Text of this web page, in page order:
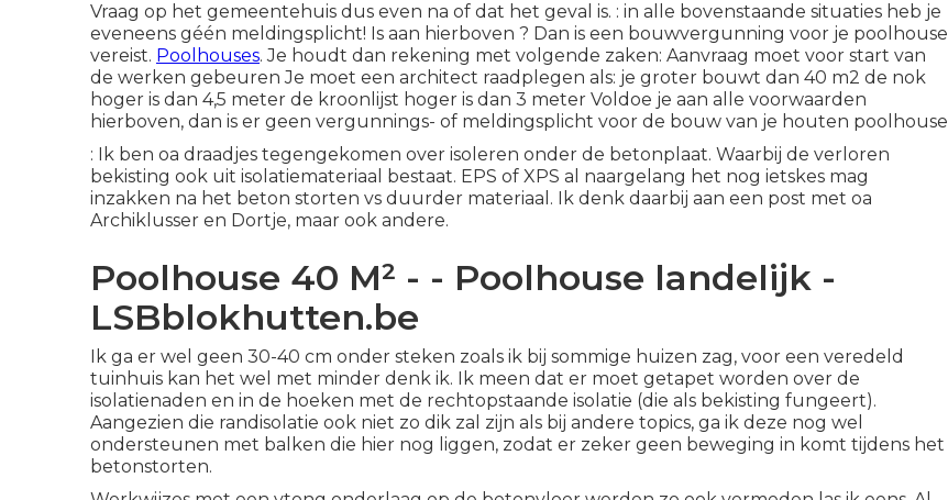
Vraag op het gemeentehuis dus even na of dat het geval is. : in alle bovenstaande situaties heb je
eveneens géén meldingsplicht! Is aan hierboven ? Dan is een bouwvergunning voor je poolhouse
vereist. Poolhouses. Je houdt dan rekening met volgende zaken: Aanvraag moet voor start van
de werken gebeuren Je moet een architect raadplegen als: je groter bouwt dan 40 m2 de nok
hoger is dan 4,5 meter de kroonlijst hoger is dan 3 meter Voldoe je aan alle voorwaarden
hierboven, dan is er geen vergunnings- of meldingsplicht voor de bouw van je houten poolhouse
: Ik ben oa draadjes tegengekomen over isoleren onder de betonplaat. Waarbij de verloren
bekisting ook uit isolatiemateriaal bestaat. EPS of XPS al naargelang het nog ietskes mag
inzakken na het beton storten vs duurder materiaal. Ik denk daarbij aan een post met oa
Archiklusser en Dortje, maar ook andere.
Poolhouse 40 M² - - Poolhouse landelijk -
LSBblokhutten.be
Ik ga er wel geen 30-40 cm onder steken zoals ik bij sommige huizen zag, voor een veredeld
tuinhuis kan het wel met minder denk ik. Ik meen dat er moet getapet worden over de
isolatienaden en in de hoeken met de rechtopstaande isolatie (die als bekisting fungeert).
Aangezien die randisolatie ook niet zo dik zal zijn als bij andere topics, ga ik deze nog wel
ondersteunen met balken die hier nog liggen, zodat er zeker geen beweging in komt tijdens het
betonstorten.